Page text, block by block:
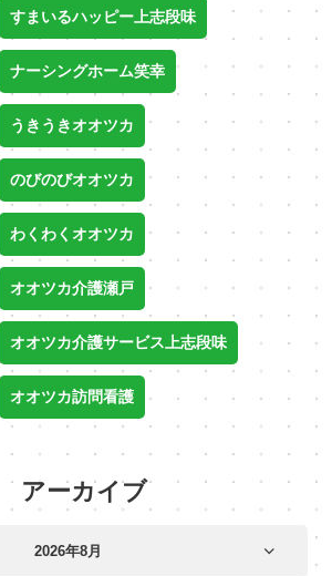
すまいるハッピー上志段味
ナーシングホーム笑幸
うきうきオオツカ
のびのびオオツカ
わくわくオオツカ
オオツカ介護瀬戸
オオツカ介護サービス上志段味
オオツカ訪問看護
アーカイブ